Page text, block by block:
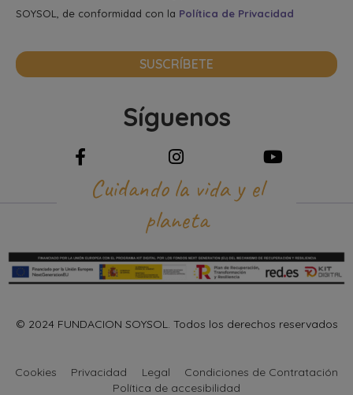
SOYSOL, de conformidad con la Política de Privacidad
SUSCRÍBETE
Síguenos
Cuidando la vida y el
planeta
© 2024 FUNDACION SOYSOL. Todos los derechos reservados
Cookies Privacidad Legal
Condiciones de Contratación
Política de accesibilidad